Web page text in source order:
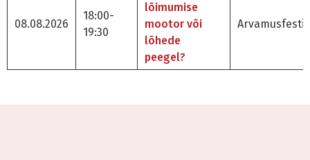
08.08.2026
18:00-
19:30
lõimumise
mootor või
lõhede
peegel?